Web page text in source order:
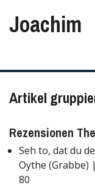
Joachim
Artikel
Rezensionen
Seh to, dat du
Oythe (Grabbe) |
80